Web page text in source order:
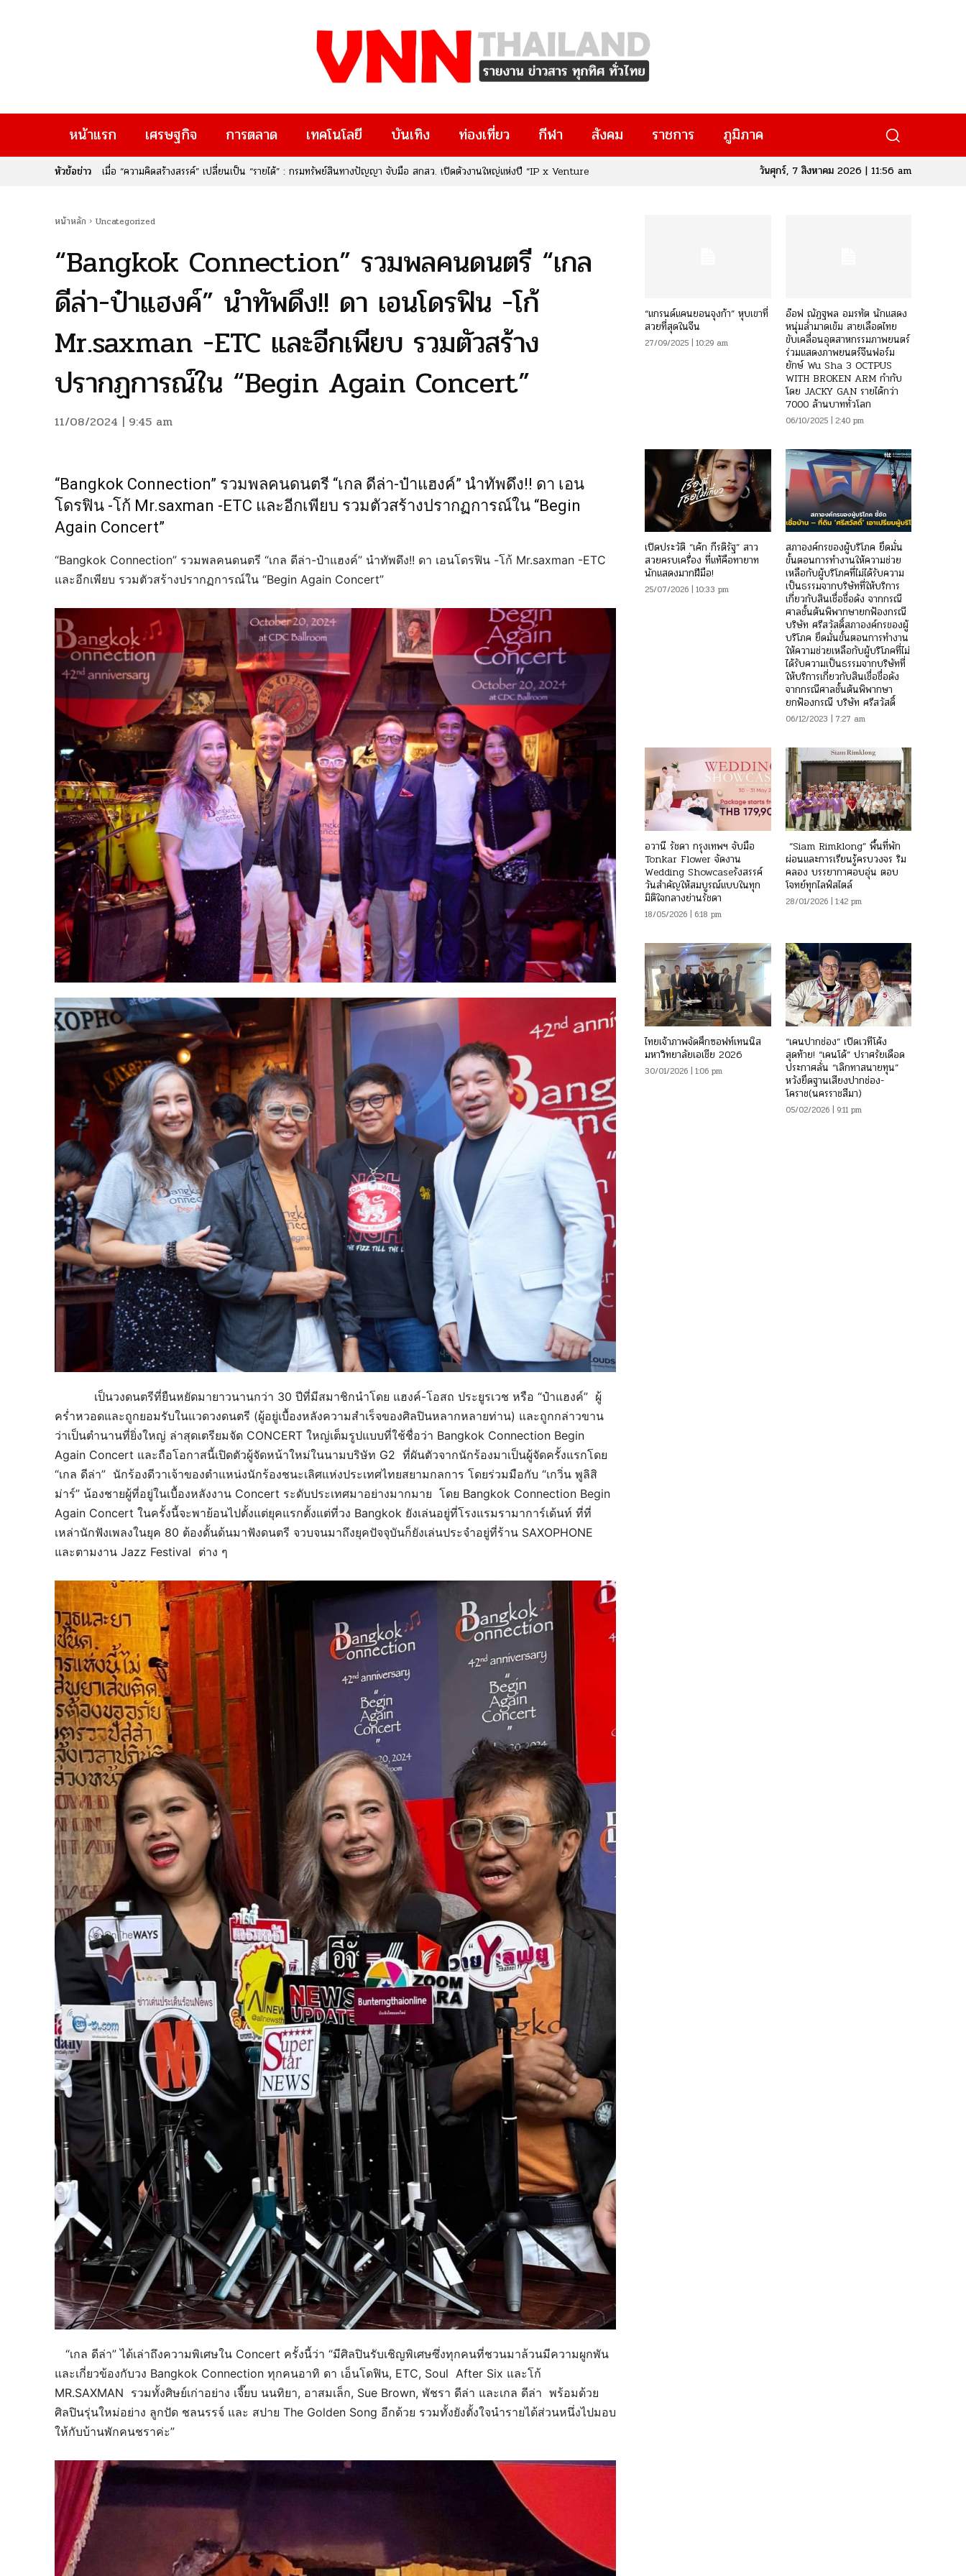
หน้าแรก เศรษฐกิจ การตลาด เทคโนโลยี บันเทิง ท่องเที่ยว กีฬา สังคม ราชการ ภูมิภาค
หัวข้อข่าว รถไฟฟ้าสายสีแดงเข้ม วงเวียนใหญ่–มหาชัย ก้าวสำคัญสู่อนาคตคมนาคมสมุทรสาคร ประชาชนร่วมแสดงความคิดเห็นคึกคัก วันศุกร์, 7 สิงหาคม 2026 | 11:56 am
หน้าหลัก Uncategorized
“Bangkok Connection” รวมพลคนดนตรี “เกล
ดีล่า-ป๋าแฮงค์” นำทัพดึง!! ดา เอนโดรฟิน -โก้
Mr.saxman -ETC และอีกเพียบ รวมตัวสร้าง
ปรากฏการณ์ใน “Begin Again Concert”
11/08/2024 | 9:45 am
“Bangkok Connection” รวมพลคนดนตรี “เกล ดีล่า-ป๋าแฮงค์” นำทัพดึง!! ดา เอน
โดรฟิน -โก้ Mr.saxman -ETC และอีกเพียบ รวมตัวสร้างปรากฏการณ์ใน “Begin
Again Concert”
“Bangkok Connection” รวมพลคนดนตรี “เกล ดีล่า-ป๋าแฮงค์” นำทัพดึง!! ดา เอนโดรฟิน -โก้ Mr.saxman -ETC
และอีกเพียบ รวมตัวสร้างปรากฏการณ์ใน “Begin Again Concert”
เป็นวงดนตรีที่ยืนหยัดมายาวนานกว่า 30 ปีที่มีสมาชิกนำโดย แฮงค์-โอสถ ประยูรเวช หรือ “ป๋าแฮงค์” ผู้
คร่ำหวอดและถูกยอมรับในแวดวงดนตรี (ผู้อยู่เบื้องหลังความสำเร็จของศิลปินหลากหลายท่าน) และถูกกล่าวขาน
ว่าเป็นตำนานที่ยิ่งใหญ่ ล่าสุดเตรียมจัด CONCERT ใหญ่เต็มรูปแบบที่ใช้ชื่อว่า Bangkok Connection Begin
Again Concert และถือโอกาสนี้เปิดตัวผู้จัดหน้าใหม่ในนามบริษัท G2 ที่ผันตัวจากนักร้องมาเป็นผู้จัดครั้งแรกโดย
“เกล ดีล่า” นักร้องดีวาเจ้าของตำแหน่งนักร้องชนะเลิศแห่งประเทศไทยสยามกลการ โดยร่วมมือกับ “เกวิ่น พูลิสิ
ม่าร์” น้องชายผู้ที่อยู่ในเบื้องหลังงาน Concert ระดับประเทศมาอย่างมากมาย โดย Bangkok Connection Begin
Again Concert ในครั้งนี้จะพาย้อนไปตั้งแต่ยุคแรกตั้งแต่ที่วง Bangkok ยังเล่นอยู่ที่โรงแรมรามาการ์เด้นท์ ที่ที่
เหล่านักฟังเพลงในยุค 80 ต้องดั้นด้นมาฟังดนตรี จวบจนมาถึงยุคปัจจุบันก็ยังเล่นประจำอยู่ที่ร้าน SAXOPHONE
และตามงาน Jazz Festival ต่าง ๆ
“เกล ดีล่า” ได้เล่าถึงความพิเศษใน Concert ครั้งนี้ว่า “มีศิลปินรับเชิญพิเศษซึ่งทุกคนที่ชวนมาล้วนมีความผูกพัน
และเกี่ยวข้องกับวง Bangkok Connection ทุกคนอาทิ ดา เอ็นโดฟิน, ETC, Soul After Six และโก้
MR.SAXMAN รวมทั้งศิษย์เก่าอย่าง เจี๊ยบ นนทิยา, อาสมเล็ก, Sue Brown, พัชรา ดีล่า และเกล ดีล่า พร้อมด้วย
ศิลปินรุ่นใหม่อย่าง ลูกปัด ชลนรรจ์ และ สปาย The Golden Song อีกด้วย รวมทั้งยังตั้งใจนำรายได้ส่วนหนึ่งไปมอบ
ให้กับบ้านพักคนชราค่ะ”
“แกรนด์แคนยอนจุงก้า” หุบเขาที่
สวยที่สุดในจีน
27/09/2025 | 10:29 am
อ๊อฟ ณัฏฐพล อมรทัต นักแสดง
หนุ่มล่ำมาดเข้ม สายเลือดไทย
ขับเคลื่อนอุตสาหกรรมภาพยนตร์
ร่วมแสดงภาพยนตร์จีนฟอร์ม
ยักษ์ Wu Sha 3 OCTPUS
WITH BROKEN ARM กำกับ
โดย JACKY GAN รายได้กว่า
7000 ล้านบาททั่วโลก
06/10/2025 | 2:40 pm
เปิดประวัติ “เค้ก กีรติรัฐ” สาว
สวยครบเครื่อง ที่แท้คือทายาท
นักแสดงมากฝีมือ!
25/07/2026 | 10:33 pm
สภาองค์กรของผู้บริโภค ยึดมั่น
ขั้นตอนการทำงานให้ความช่วย
เหลือกับผู้บริโภคที่ไม่ได้รับความ
เป็นธรรมจากบริษัทที่ให้บริการ
เกี่ยวกับสินเชื่อชื่อดัง จากกรณี
ศาลชั้นต้นพิพากษายกฟ้องกรณี
บริษัท ศรีสวัสดิ์สภาองค์กรของผู้
บริโภค ยึดมั่นขั้นตอนการทำงาน
ให้ความช่วยเหลือกับผู้บริโภคที่ไม่
ได้รับความเป็นธรรมจากบริษัทที่
ให้บริการเกี่ยวกับสินเชื่อชื่อดัง
จากกรณีศาลชั้นต้นพิพากษา
ยกฟ้องกรณี บริษัท ศรีสวัสดิ์
06/12/2023 | 7:27 am
อวานี รัชดา กรุงเทพฯ จับมือ
Tonkar Flower จัดงาน
Wedding Showcaseรังสรรค์
วันสำคัญให้สมบูรณ์แบบในทุก
มิติใจกลางย่านรัชดา
18/05/2026 | 6:18 pm
“Siam Rimklong” พื้นที่พัก
ผ่อนและการเรียนรู้ครบวงจร ริม
คลอง บรรยากาศอบอุ่น ตอบ
โจทย์ทุกไลฟ์สไตล์
28/01/2026 | 1:42 pm
ไทยเจ้าภาพจัดศึกซอฟท์เทนนิส
มหาวิทยาลัยเอเชีย 2026
30/01/2026 | 1:06 pm
“เคนปากช่อง” เปิดเวทีโค้ง
สุดท้าย! “เคนโด้” ปราศรัยเดือด
ประกาศลั่น “เลิกทาสนายทุน”
หวังยึดฐานเสียงปากช่อง-
โคราช(นครราชสีมา)
05/02/2026 | 9:11 pm